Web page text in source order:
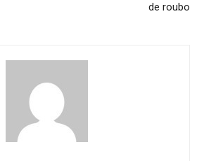
de roubo